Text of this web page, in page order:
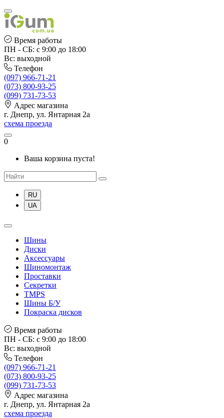
Время работы
ПН - СБ: с 9:00 до 18:00
Вс: выходной
Телефон
(097) 966-71-21
(073) 800-93-25
(099) 731-73-53
Адрес магазина
г. Днепр, ул. Янтарная 2а
схема проезда
0
Ваша корзина пуста!
RU
UA
Шины
Диски
Аксессуары
Шиномонтаж
Проставки
Секретки
TMPS
Шины Б/У
Покраска дисков
Время работы
ПН - СБ: с 9:00 до 18:00
Вс: выходной
Телефон
(097) 966-71-21
(073) 800-93-25
(099) 731-73-53
Адрес магазина
г. Днепр, ул. Янтарная 2а
схема проезда